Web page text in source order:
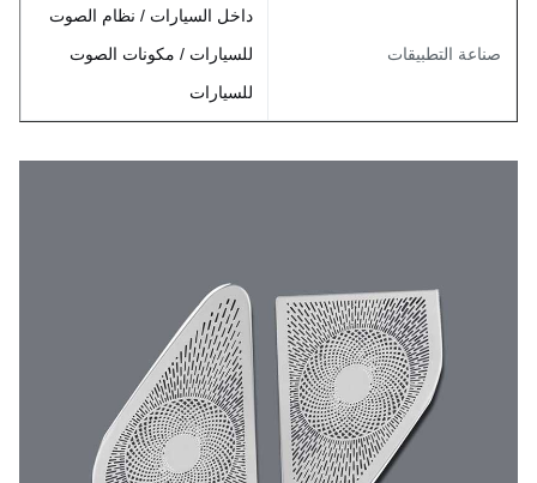
التطبيقات
داخل السيارات / نظام الصوت
للسيارات / مكونات الصوت
للسيارات